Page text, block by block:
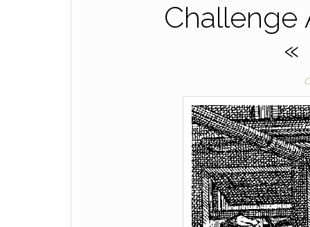
Challenge
«